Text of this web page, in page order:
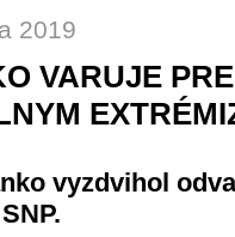
2019
VARUJE
vyzdvihol